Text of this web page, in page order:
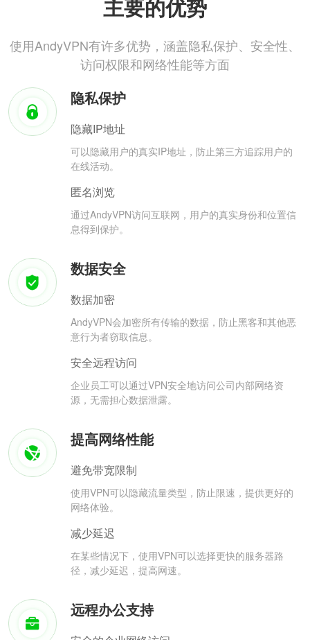
主要的优势
使用AndyVPN有许多优势，涵盖隐私保护、安全性、
访问权限和网络性能等方面
隐私保护
隐藏IP地址
可以隐藏用户的真实IP地址，防止第三方追踪用户的
在线活动。
匿名浏览
通过AndyVPN访问互联网，用户的真实身份和位置信
息得到保护。
数据安全
数据加密
AndyVPN会加密所有传输的数据，防止黑客和其他恶
意行为者窃取信息。
安全远程访问
企业员工可以通过VPN安全地访问公司内部网络资
源，无需担心数据泄露。
提高网络性能
避免带宽限制
使用VPN可以隐藏流量类型，防止限速，提供更好的
网络体验。
减少延迟
在某些情况下，使用VPN可以选择更快的服务器路
径，减少延迟，提高网速。
远程办公支持